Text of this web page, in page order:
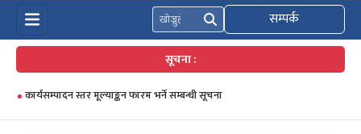
खोज्नुहोस् सम्पर्क
सूचना :
कार्यसम्पादन स्तर मूल्याङ्कन फारम भर्ने सम्बन्धी सूचना